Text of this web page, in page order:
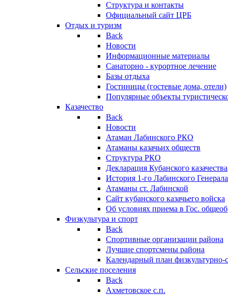
Структура и контакты
Официальный сайт ЦРБ
Отдых и туризм
Back
Новости
Информационные материалы
Санаторно - курортное лечение
Базы отдыха
Гостиницы (гостевые дома, отели)
Популярные объекты
Казачество
Back
Новости
Атаман Лабинского РКО
Атаманы казачьих обществ
Структура РКО
Декларация Кубанского казачества
История 1-го Лабинского
Атаманы ст. Лабинской
Cайт кубанского казачьего войска
Об условиях приема в Гос.
Физкультура и спорт
Back
Спортивные организации района
Лучшие спортсмены района
Календарный план
Сельские поселения
Back
Ахметовское с.п.